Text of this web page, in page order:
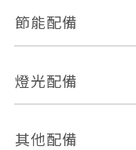
車道偏離警示
自動停車系統
倒車雷達
外部音源接入
節能配備
引擎啟閉系統
燈光配備
感應頭燈
其他配備